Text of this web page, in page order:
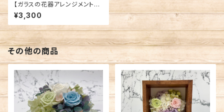
【ガラスの花器アレンジメント】
プリザーブドフラワー/寒色系①
¥3,300
その他の商品